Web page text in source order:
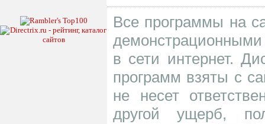
Все программы на
в сети интернет.
программ взяты с
не несет
другой ущерб,